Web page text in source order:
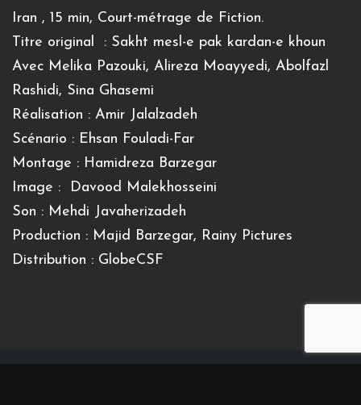
Iran , 15 min, Court-métrage de Fiction.
Titre original : Sakht mesl-e pak kardan-e khoun
Avec Melika Pazouki, Alireza Moayyedi, Abolfazl
Rashidi, Sina Ghasemi
Réalisation : Amir Jalalzadeh
Scénario : Ehsan Fouladi-Far
Montage : Hamidreza Barzegar
Image :
Davood Malekhosseini
Son : Mehdi Javaherizadeh
Production : Majid Barzegar, Rainy Pictures
Distribution : GlobeCSF